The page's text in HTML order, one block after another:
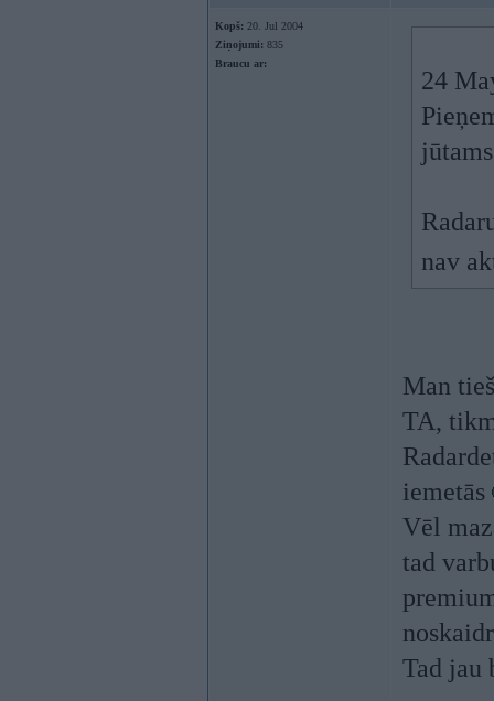
Kopš: 20. Jul 2004
Ziņojumi: 835
Braucu ar:
24
jūtams
nav
Man
TA,
iemetās
Vēl
tad
Tad jau